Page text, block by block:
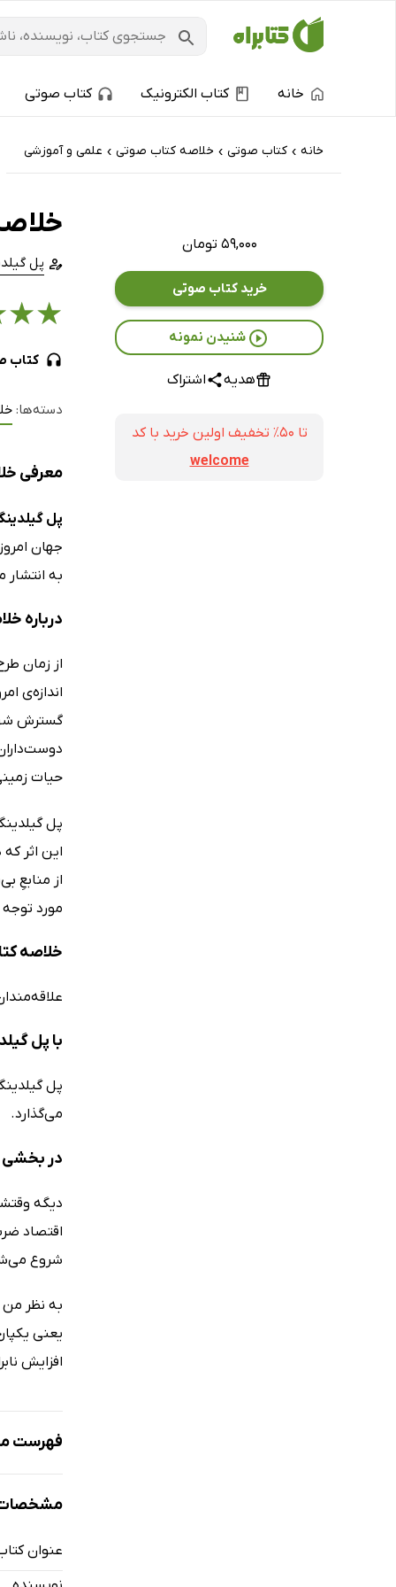
خانه کتاب الکترونیک کتاب صوتی
خانه › کتاب‌ صوتی › خلاصه کتاب صوتی › علمی و آموزشی
۵۹,۰۰۰ تومان
خرید کتاب صوتی
شنیدن نمونه
هدیه اشتراک
تا ۵۰٪ تخفیف اولین خرید با کد
welcome
پل
★
★
کتاب
دسته‌ها:
معرفی
پل
جهان
به
درباره
از زمان
اندازه‌ی
گسترش
حیات
این اثر
از منابعِ
مورد
خلاصه
با پل
می‌گذارد.
در بخشی
دیگه
اقتصاد
شروع
به نظر
یعنی
افزایش
فهرست
نمونه
قسمت یک
عنوان